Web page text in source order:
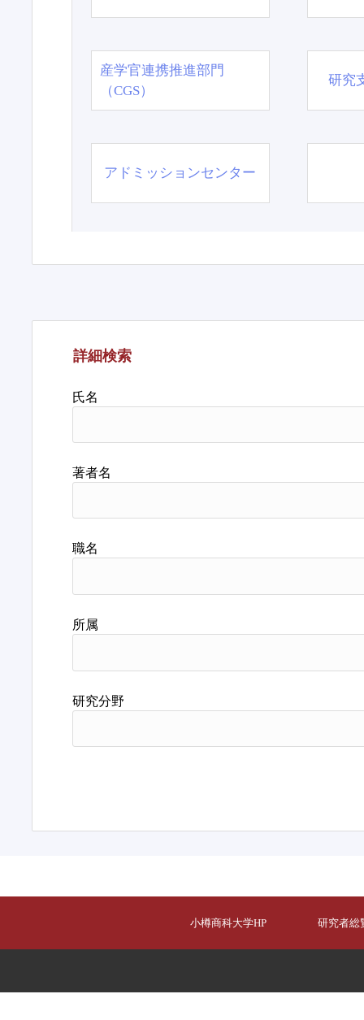
産学官連携推進部門
（CGS）
研究
アドミッションセンター
詳細検索
氏名
著者名
職名
所属
研究分野
小樽商科大学HP 研究者総